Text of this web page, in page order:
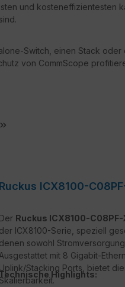
und
Switch, einen Stack
von CommScope
Ruckus ICX8100-
Der Ruckus ICX8100-
der ICX8100-Serie, speziell
denen sowohl
Ausgestattet mit 8 Gigabit-
Uplink/Stacking Ports, bietet
Skalierbarkeit.
Technische Highlights: